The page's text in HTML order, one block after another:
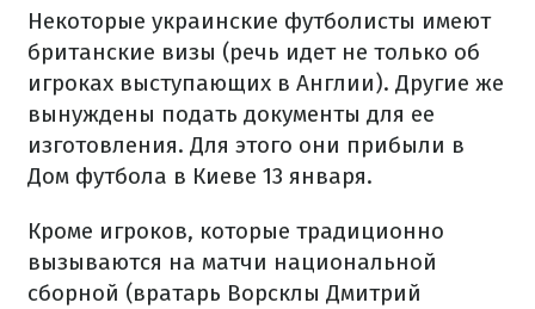
Некоторые украинские футболисты имеют
британские визы (речь идет не только об
игроках выступающих в Англии). Другие же
вынуждены подать документы для ее
изготовления. Для этого они прибыли в
Дом футбола в Киеве 13 января.
Кроме игроков, которые традиционно
вызываются на матчи национальной
сборной (вратарь Ворсклы Дмитрий